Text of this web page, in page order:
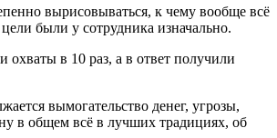
вырисовываться, к чему вообще всё
были у сотрудника изначально.
вымогательство денег, угрозы,
в общем всё в лучших традициях, об